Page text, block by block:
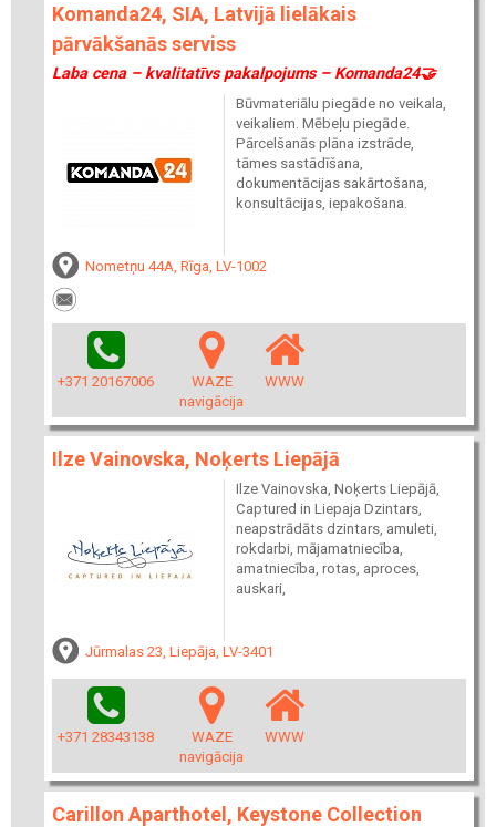
Komanda24, SIA, Latvijā lielākais
pārvākšanās serviss
Laba cena – kvalitatīvs pakalpojums – Komanda24🤝
Būvmateriālu piegāde no veikala,
veikaliem. Mēbeļu piegāde.
Pārcelšanās plāna izstrāde,
tāmes sastādīšana,
dokumentācijas sakārtošana,
konsultācijas, iepakošana.
Nometņu 44A, Rīga, LV-1002
+371 20167006
WAZE
navigācija
WWW
Ilze Vainovska, Noķerts Liepājā
Ilze Vainovska, Noķerts Liepājā,
Captured in Liepaja Dzintars,
neapstrādāts dzintars, amuleti,
rokdarbi, mājamatniecība,
amatniecība, rotas, aproces,
auskari,
Jūrmalas 23, Liepāja, LV-3401
+371 28343138
WAZE
navigācija
WWW
Carillon Aparthotel, Keystone Collection